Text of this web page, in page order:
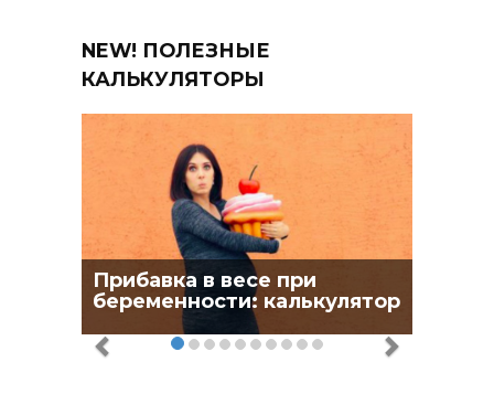
NEW! ПОЛЕЗНЫЕ
КАЛЬКУЛЯТОРЫ
Прибавка в весе при
беременности: калькулятор